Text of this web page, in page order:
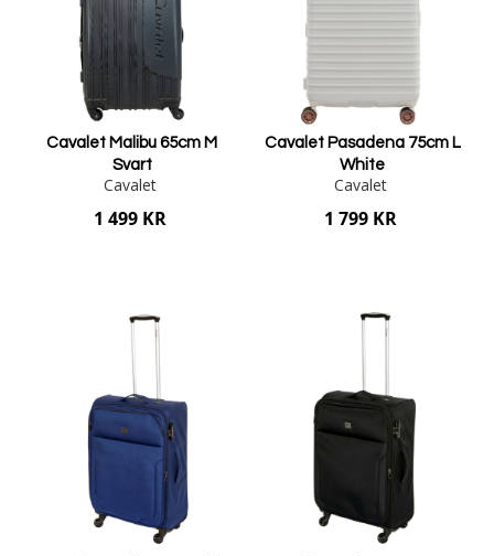
Cavalet Malibu 65cm M
Svart
Cavalet
1 499 KR
Cavalet Pasadena 75cm L
White
Cavalet
1 799 KR